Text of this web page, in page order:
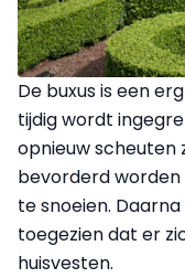
De buxus is een
tijdig wordt
opnieuw scheuten
bevorderd
te snoeien.
toegezien dat er
huisvesten.